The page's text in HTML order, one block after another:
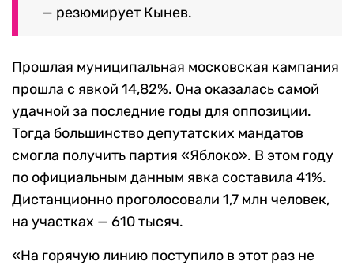
— резюмирует Кынев.
Прошлая муниципальная московская кампания
прошла с явкой 14,82%. Она оказалась самой
удачной за последние годы для оппозиции.
Тогда большинство депутатских мандатов
смогла получить партия ​​«Яблоко». В этом году
по официальным данным явка составила 41%.
Дистанционно проголосовали 1,7 млн человек,
на участках — 610 тысяч.
«На горячую линию поступило в этот раз не